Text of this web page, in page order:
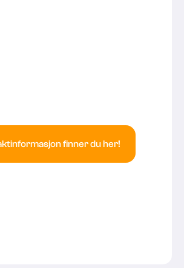
finner du her!